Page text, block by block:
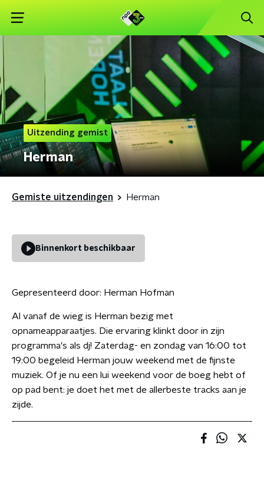
Uitzending gemist
Herman
Gemiste uitzendingen Herman
Binnenkort beschikbaar
Gepresenteerd door: Herman Hofman
Al vanaf de wieg is Herman bezig met
opnameapparaatjes. Die ervaring klinkt door in zijn
programma's als dj! Zaterdag- en zondag van 16:00 tot
19:00 begeleid Herman jouw weekend met de fijnste
muziek. Of je nu een lui weekend voor de boeg hebt of
op pad bent: je doet het met de allerbeste tracks aan je
zijde.